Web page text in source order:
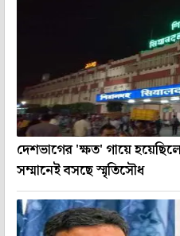
দেশভাগের 'ক্ষত' গায়ে
সম্মানেই বসছে স্মৃতিসৌধ